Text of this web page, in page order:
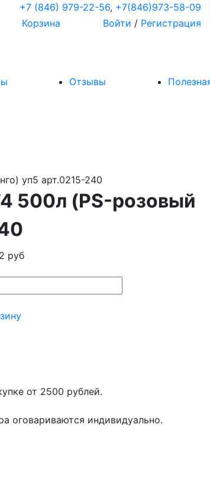
+7 (846) 979-22-56, +7(846)973-58-09
Корзина
Войти / Регистрация
Отзывы
уп5 арт.0215-240
500л (PS-розовый
руб
от 2500 рублей.
оговариваются индивидуально.